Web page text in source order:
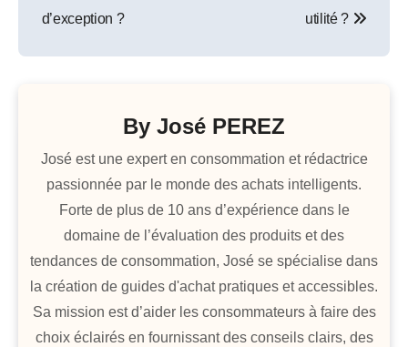
l’article
d’exception ?
utilité ?
By José PEREZ
José est une expert en consommation et rédactrice
passionnée par le monde des achats intelligents.
Forte de plus de 10 ans d’expérience dans le
domaine de l’évaluation des produits et des
tendances de consommation, José se spécialise dans
la création de guides d'achat pratiques et accessibles.
Sa mission est d’aider les consommateurs à faire des
choix éclairés en fournissant des conseils clairs, des